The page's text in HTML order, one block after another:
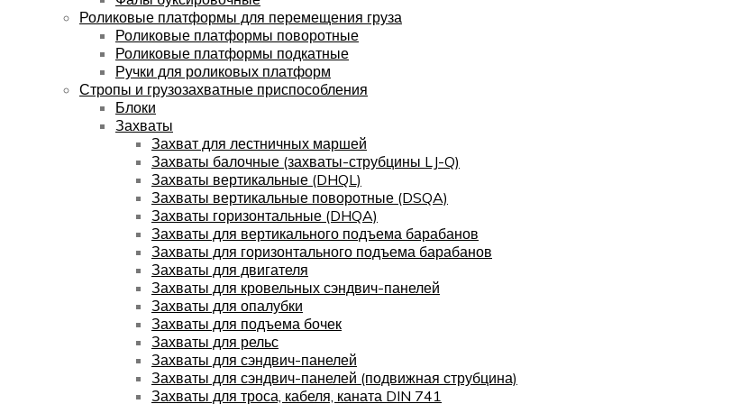
Роликовые платформы для перемещения груза
Роликовые платформы поворотные
Роликовые платформы подкатные
Ручки для роликовых платформ
Стропы и грузозахватные приспособления
Блоки
Захваты
Захват для лестничных маршей
Захваты балочные (захваты-струбцины LJ-Q)
Захваты вертикальные (DHQL)
Захваты вертикальные поворотные (DSQA)
Захваты горизонтальные (DHQA)
Захваты для вертикального подъема барабанов
Захваты для горизонтального подъема барабанов
Захваты для двигателя
Захваты для кровельных сэндвич-панелей
Захваты для опалубки
Захваты для подъема бочек
Захваты для рельс
Захваты для сэндвич-панелей
Захваты для сэндвич-панелей (подвижная струбцина)
Захваты для троса, кабеля, каната DIN 741